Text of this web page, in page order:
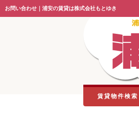
お問い合わせ｜浦安の賃貸は株式会社もとゆき
賃貸物件検索